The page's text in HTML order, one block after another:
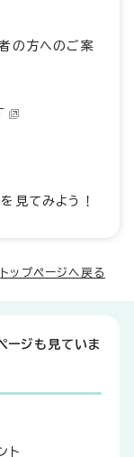
の方へのご案
見てみよう！
トップページへ戻る
ージも見ていま
ト